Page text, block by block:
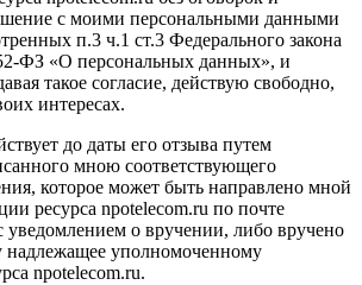
с моими персональными данными
п.3 ч.1 ст.3 Федерального закона
ФЗ «О персональных данных», и
такое согласие, действую свободно,
интересах.
до даты его отзыва путем
мною соответствующего
которое может быть направлено мной
ресурса npotelecom.ru по почте
уведомлением о вручении, либо вручено
надлежащее уполномоченному
npotelecom.ru.